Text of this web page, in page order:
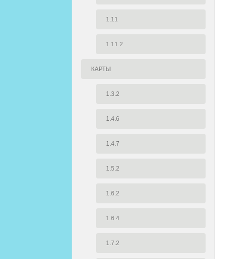
1.11
1.11.2
КАРТЫ
1.3.2
1.4.6
1.4.7
1.5.2
1.6.2
1.6.4
1.7.2